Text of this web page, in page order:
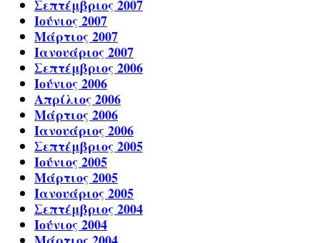
Σεπτέμβριος 2007
Ιούνιος 2007
Μάρτιος 2007
Ιανουάριος 2007
Σεπτέμβριος 2006
Ιούνιος 2006
Απρίλιος 2006
Μάρτιος 2006
Ιανουάριος 2006
Σεπτέμβριος 2005
Ιούνιος 2005
Μάρτιος 2005
Ιανουάριος 2005
Σεπτέμβριος 2004
Ιούνιος 2004